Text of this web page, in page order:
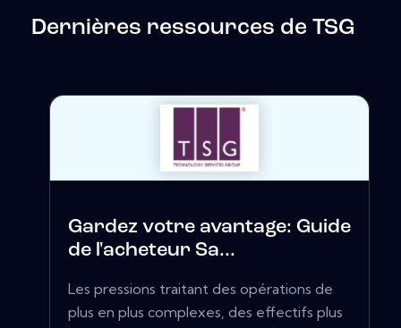
Dernières ressources de TSG
Gardez votre avantage: Guide
de l'acheteur Sa...
Les pressions traitant des opérations de
plus en plus complexes, des effectifs plus